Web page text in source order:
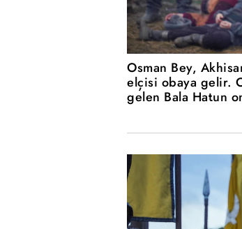
Osman Bey,
elçisi obaya gelir.
gelen Bala Hatun